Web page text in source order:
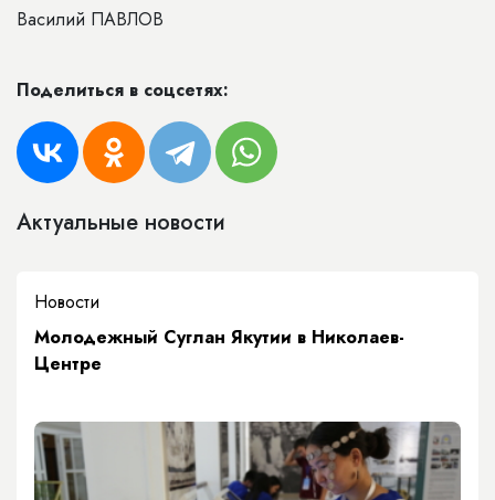
Василий ПАВЛОВ
Поделиться в соцсетях:
Актуальные новости
Новости
Молодежный Суглан Якутии в Николаев-
Центре